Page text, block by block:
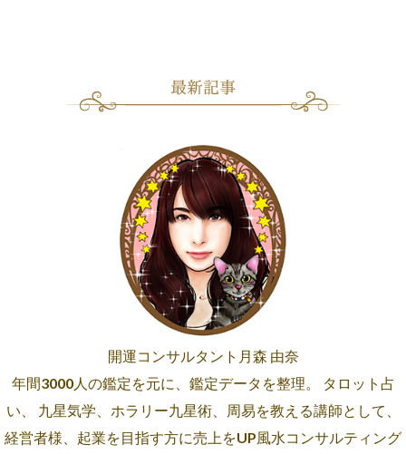
開運コンサルタント月森 由奈
年間3000人の鑑定を元に、鑑定データを整理。 タロット占
い、 九星気学、ホラリー九星術、周易を教える講師として、
経営者様、起業を目指す方に売上をUP風水コンサルティング